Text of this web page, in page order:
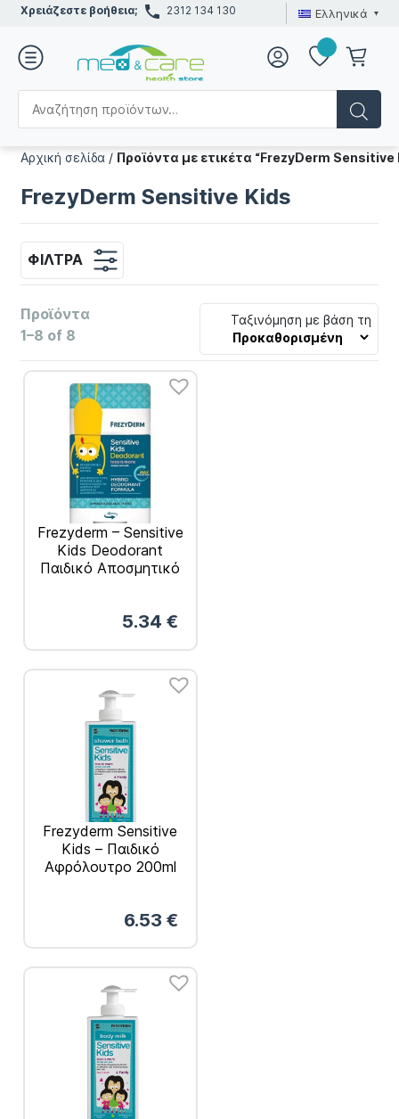
Χρειάζεστε βοήθεια; 2312 134 130 Ελληνικά
Αρχική σελίδα / Προϊόντα με ετικέτα “FrezyDerm Sensitive
FrezyDerm Sensitive Kids
ΦΊΛΤΡΑ
Προϊόντα
1–8 of 8
Ταξινόμηση με βάση τη
Frezyderm – Sensitive
Kids Deodorant
Παιδικό Αποσμητικό
5.34 €
Frezyderm Sensitive
Kids – Παιδικό
Αφρόλουτρο 200ml
6.53 €